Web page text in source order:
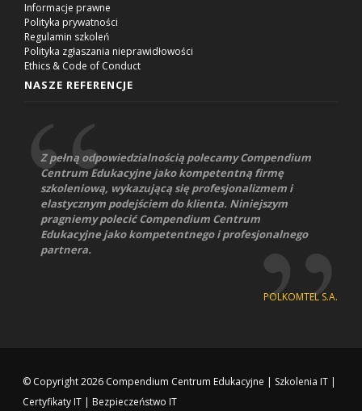
Informacje prawne
Polityka prywatności
Regulamin szkoleń
Polityka zgłaszania nieprawidłowości
Ethics & Code of Conduct
NASZE REFERENCJE
Z pełną odpowiedzialnością polecamy Compendium
Centrum Edukacyjne jako kompetentną firmę
szkoleniową, wykazującą się profesjonalizmem i
elastycznym podejściem do klienta. Niniejszym
pragniemy polecić Compendium Centrum
Edukacyjne jako kompetentnego i profesjonalnego
partnera.
POLKOMTEL S.A.
© Copyright 2026 Compendium Centrum Edukacyjne | Szkolenia IT |
Certyfikaty IT | Bezpieczeństwo IT